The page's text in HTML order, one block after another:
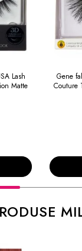
Lash
Matte
Gene
Couture